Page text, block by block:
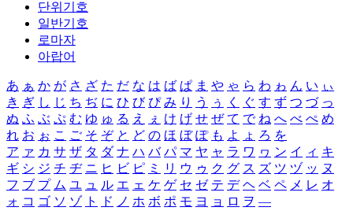
단위기호
일반기호
로마자
아랍어
あ ぁ か が さ ざ た だ な は ば ぱ ま や ゃ ら わ ゎ ん い ぃ
き ぎ し じ ち ぢ に ひ び ぴ み り う ぅ く ぐ す ず つ づ っ
ぬ ふ ぶ ぷ む ゆ ゅ る え ぇ け げ せ ぜ て で ね へ べ ぺ め
れ お ぉ こ ご そ ぞ と ど の ほ ぼ ぽ も よ ょ ろ を
ア ァ カ サ ザ タ ダ ナ ハ バ パ マ ヤ ャ ラ ワ ヮ ン イ ィ キ
ギ シ ジ チ ヂ ニ ヒ ビ ピ ミ リ ウ ゥ ク グ ス ズ ツ ヅ ッ ヌ
フ ブ プ ム ユ ュ ル エ ェ ケ ゲ セ ゼ テ デ ヘ ベ ペ メ レ オ
ォ コ ゴ ソ ゾ ト ド ノ ホ ボ ポ モ ヨ ョ ロ ヲ ―